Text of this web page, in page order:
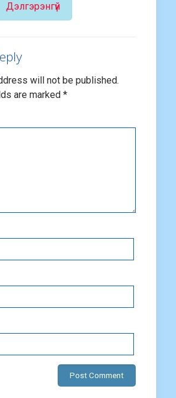
Дэлгэрэнгүй
will not be published.
are marked *